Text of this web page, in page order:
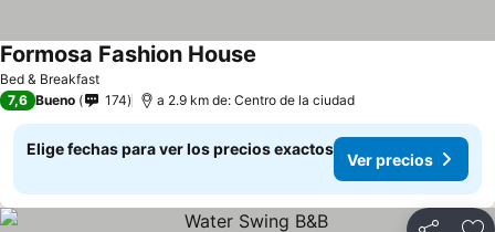
Bed & Breakfast
Formosa Fashion House
7,6 Bueno 174 a 2.9 km de: Centro de la ciudad
Elige fechas para ver los precios exactos
Ver precios